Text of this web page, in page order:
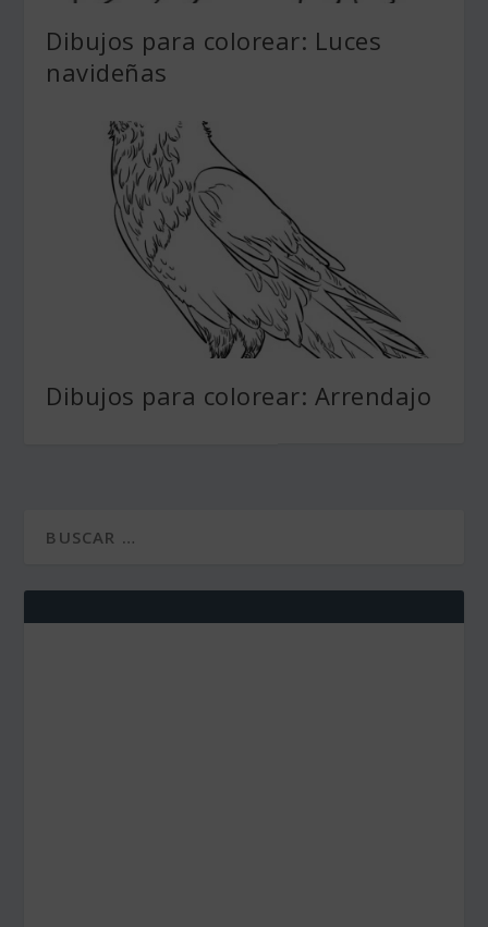
Dibujos para colorear: Luces
navideñas
Dibujos para colorear: Arrendajo